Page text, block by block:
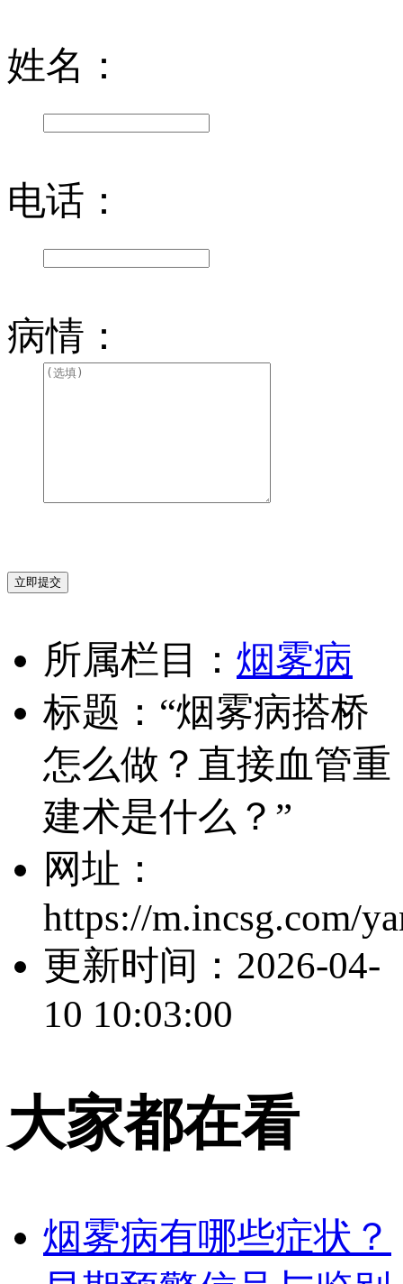
姓名：
电话：
病情：
立即提交
所属栏目： 烟雾病
标题：“烟雾病搭桥
怎么做？直接血管重
建术是什么？”
网址：
https://m.incsg.com/
更新时间： 2026-04-
10 10:03:00
大家都在看
烟雾病有哪些症状？